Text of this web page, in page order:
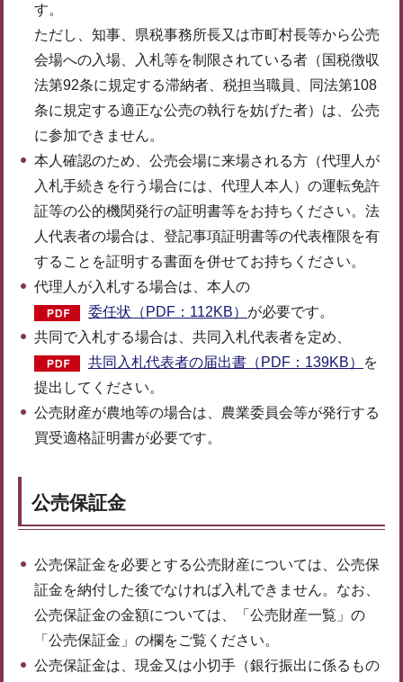
す。
ただし、知事、県税事務所長又は市町村長等から公売
会場への入場、入札等を制限されている者（国税徴収
法第92条に規定する滞納者、税担当職員、同法第108
条に規定する適正な公売の執行を妨げた者）は、公売
に参加できません。
本人確認のため、公売会場に来場される方（代理人が
入札手続きを行う場合には、代理人本人）の運転免許
証等の公的機関発行の証明書等をお持ちください。法
人代表者の場合は、登記事項証明書等の代表権限を有
することを証明する書面を併せてお持ちください。
代理人が入札する場合は、本人の
委任状（PDF：112KB） が必要です。
共同で入札する場合は、共同入札代表者を定め、
共同入札代表者の届出書（PDF：139KB）
を
提出してください。
公売財産が農地等の場合は、農業委員会等が発行する
買受適格証明書が必要です。
公売保証金
公売保証金を必要とする公売財産については、公売保
証金を納付した後でなければ入札できません。なお、
公売保証金の金額については、「公売財産一覧」の
「公売保証金」の欄をご覧ください。
公売保証金は、現金又は小切手（銀行振出に係るもの